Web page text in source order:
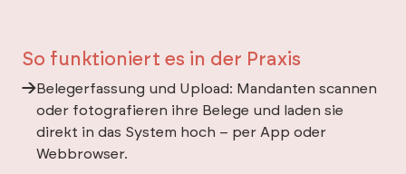
So funktioniert es in der Praxis
Belegerfassung und Upload: Mandanten scannen
oder fotografieren ihre Belege und laden sie
direkt in das System hoch – per App oder
Webbrowser.